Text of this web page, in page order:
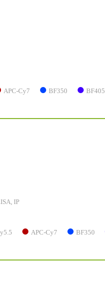
APC-Cy7 BF350 BF405
IP
APC-Cy7 BF350